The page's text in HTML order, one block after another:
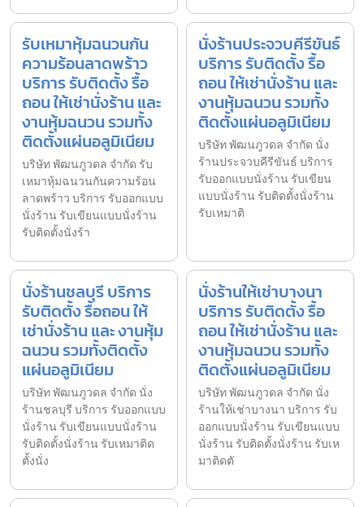
รับเหมาหุ้มฉนวนกัน
ความร้อนลาดพร้าว
บริการ รับติดตั้ง รื้อ
ถอน ให้เช่านั่งร้าน และ
งานหุ้มฉนวน รวมทั้ง
ติดตั้งแผ่นอลูมิเนียม
บริษัท พัฒนภูวดล จำกัด รับ
เหมาหุ้มฉนวนกันความร้อน
ลาดพร้าว บริการ รับออกแบบ
นั่งร้าน รับเขียนแบบนั่งร้าน
รับติดตั้งนั่งร้า
นั่งร้านประจวบคีรีขันธ์
บริการ รับติดตั้ง รื้อ
ถอน ให้เช่านั่งร้าน และ
งานหุ้มฉนวน รวมทั้ง
ติดตั้งแผ่นอลูมิเนียม
บริษัท พัฒนภูวดล จำกัด นั่ง
ร้านประจวบคีรีขันธ์ บริการ
รับออกแบบนั่งร้าน รับเขียน
แบบนั่งร้าน รับติดตั้งนั่งร้าน
รับเหมาติ
นั่งร้านชลบุรี บริการ
รับติดตั้ง รื้อถอน ให้
เช่านั่งร้าน และ งานหุ้ม
ฉนวน รวมทั้งติดตั้ง
แผ่นอลูมิเนียม
บริษัท พัฒนภูวดล จำกัด นั่ง
ร้านชลบุรี บริการ รับออกแบบ
นั่งร้าน รับเขียนแบบนั่งร้าน
รับติดตั้งนั่งร้าน รับเหมาติด
ตั้งนั่ง
นั่งร้านให้เช่าบางนา
บริการ รับติดตั้ง รื้อ
ถอน ให้เช่านั่งร้าน และ
งานหุ้มฉนวน รวมทั้ง
ติดตั้งแผ่นอลูมิเนียม
บริษัท พัฒนภูวดล จำกัด นั่ง
ร้านให้เช่าบางนา บริการ รับ
ออกแบบนั่งร้าน รับเขียนแบบ
นั่งร้าน รับติดตั้งนั่งร้าน รับเห
มาติดตั